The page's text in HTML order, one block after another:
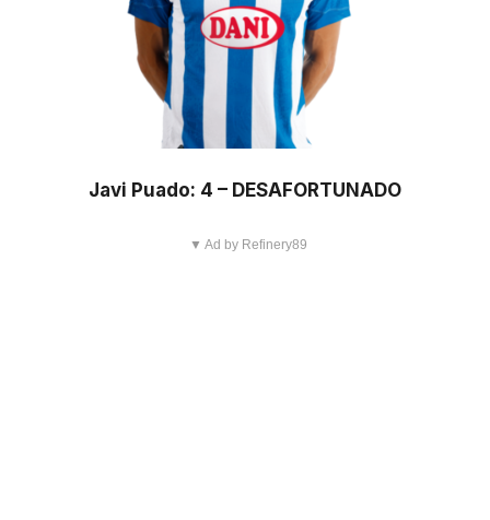
Javi Puado: 4 – DESAFORTUNADO
▼ Ad by Refinery89